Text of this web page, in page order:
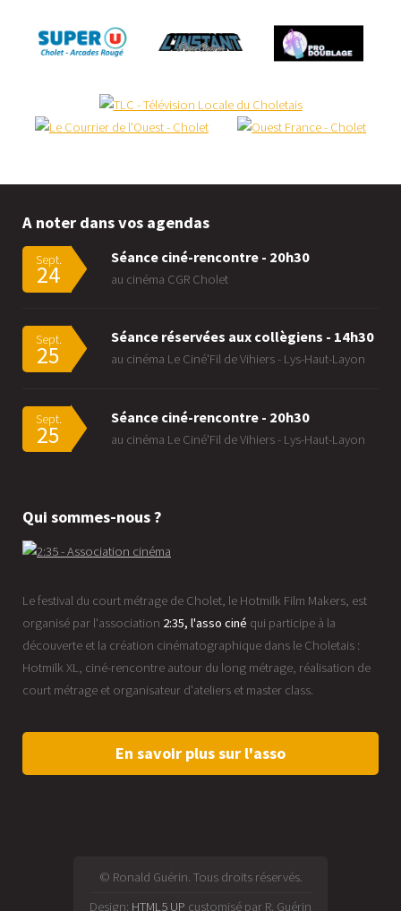
A noter dans vos agendas
Sept.
24
Séance ciné-rencontre - 20h30
au cinéma CGR Cholet
Sept.
25
Séance réservées aux collègiens - 14h30
au cinéma Le Ciné'Fil de Vihiers - Lys-Haut-Layon
Sept.
25
Séance ciné-rencontre - 20h30
au cinéma Le Ciné'Fil de Vihiers - Lys-Haut-Layon
Qui sommes-nous ?
Le festival du court métrage de Cholet, le Hotmilk Film Makers, est
organisé par l'association 2:35, l'asso ciné qui participe à la
découverte et la création cinématographique dans le Choletais :
Hotmilk XL, ciné-rencontre autour du long métrage, réalisation de
court métrage et organisateur d'ateliers et master class.
En savoir plus sur l'asso
© Ronald Guérin. Tous droits réservés.
Design: HTML5 UP customisé par R. Guérin